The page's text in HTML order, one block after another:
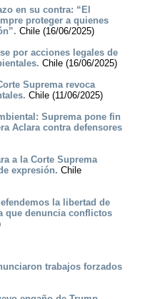
en su contra: “El
proteger a quienes
Chile (16/06/2025)
por acciones legales de
Chile (16/06/2025)
Suprema revoca
Chile (11/06/2025)
Suprema pone fin
Aclara contra defensores
a la Corte Suprema
expresión. Chile
la libertad de
que denuncia conflictos
trabajos forzados